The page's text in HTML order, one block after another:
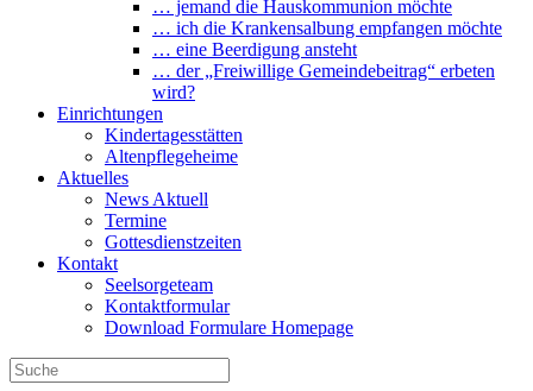
… jemand die Hauskommunion möchte
… ich die Krankensalbung empfangen möchte
… eine Beerdigung ansteht
… der „Freiwillige Gemeindebeitrag“ erbeten
wird?
Einrichtungen
Kindertagesstätten
Altenpflegeheime
Aktuelles
News Aktuell
Termine
Gottesdienstzeiten
Kontakt
Seelsorgeteam
Kontaktformular
Download Formulare Homepage